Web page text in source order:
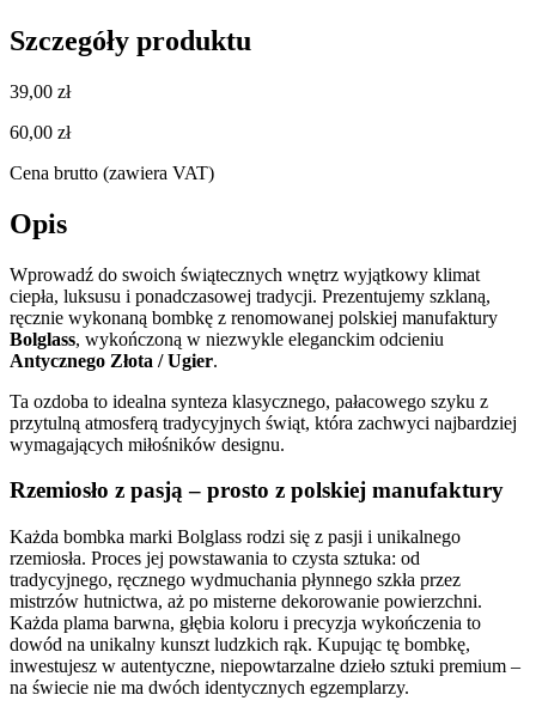
Szczegóły produktu
39,00 zł
60,00 zł
Cena brutto (zawiera VAT)
Opis
Wprowadź do swoich świątecznych wnętrz wyjątkowy klimat
ciepła, luksusu i ponadczasowej tradycji. Prezentujemy szklaną,
ręcznie wykonaną bombkę z renomowanej polskiej manufaktury
Bolglass, wykończoną w niezwykle eleganckim odcieniu
Antycznego Złota / Ugier.
Ta ozdoba to idealna synteza klasycznego, pałacowego szyku z
przytulną atmosferą tradycyjnych świąt, która zachwyci najbardziej
wymagających miłośników designu.
Rzemiosło z pasją – prosto z polskiej manufaktury
Każda bombka marki Bolglass rodzi się z pasji i unikalnego
rzemiosła. Proces jej powstawania to czysta sztuka: od
tradycyjnego, ręcznego wydmuchania płynnego szkła przez
mistrzów hutnictwa, aż po misterne dekorowanie powierzchni.
Każda plama barwna, głębia koloru i precyzja wykończenia to
dowód na unikalny kunszt ludzkich rąk. Kupując tę bombkę,
inwestujesz w autentyczne, niepowtarzalne dzieło sztuki premium –
na świecie nie ma dwóch identycznych egzemplarzy.